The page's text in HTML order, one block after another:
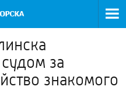
за
знакомого